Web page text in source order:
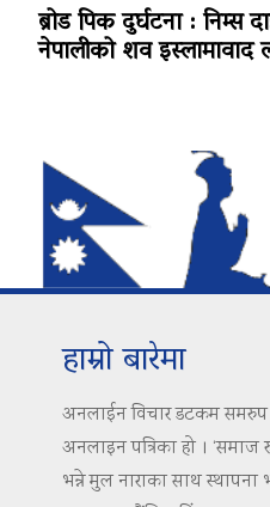
ब्रोड पिक दुर्घटना : निम्स
नेपालीको शव इस्लामावाद
हाम्रो बारेमा
अनलाईन विचार डटकम समरुप
अनलाइन पत्रिका हो । ‘समाज
भन्ने मुल नाराका साथ